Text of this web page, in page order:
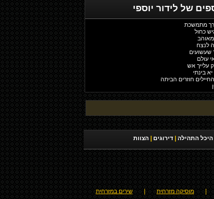
של לידור יוספי
מתמשכת
כחול
מאוהב
לנצח
שעשועים
עולם
עלייך אש
בינתי
חוזרים הביתה
היכל התהילה דירוגים הצוות
מוסיקה מזרחית שירים במזרחית